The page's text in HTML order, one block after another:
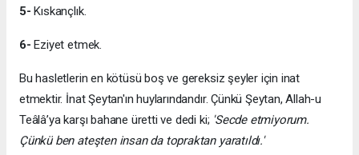
5- Kıskançlık.
6-Eziyet etmek.
Bu hasletlerin en kötüsü boş ve gereksiz şeyler için inat
etmektir. İnat Şeytan'ın huylarındandır. Çünkü Şeytan, Allah-u
Teâlâ’ya karşı bahane üretti ve dedi ki; 'Secde etmiyorum.
Çünkü ben ateşten insan da topraktan yaratıldı.'